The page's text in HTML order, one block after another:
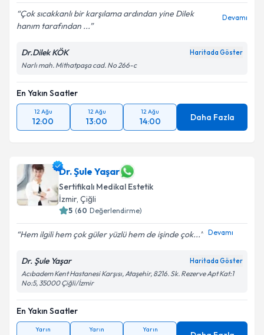
Çok sıcakkanlı bir karşılama ardından yine Dilek
hanım tarafından ...
Devamı
Dr.Dilek KÖK Haritada Göster
Narlı mah. Mithatpaşa cad. No 266-c
En Yakın Saatler
12 Ağu
12:00
12 Ağu
13:00
12 Ağu
14:00 Daha Fazla
Dr. Şule Yaşar
Sertifikalı Medikal Estetik
İzmir, Çiğli
5 (60 Değerlendirme)
Hem ilgili hem çok güler yüzlü hem de işinde çok... Devamı
Dr. Şule Yaşar Haritada Göster
Acıbadem Kent Hastanesi Karşısı, Ataşehir, 8216. Sk. Rezerve Apt Kat:1
No:5, 35000 Çiğli/İzmir
En Yakın Saatler
Yarın Yarın Yarın